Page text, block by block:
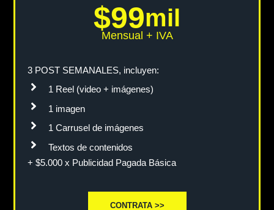
$99mil
Mensual + IVA
3 POST SEMANALES, incluyen:
1 Reel (video + imágenes)
1 imagen
1 Carrusel de imágenes
Textos de contenidos
+ $5.000 x Publicidad Pagada Básica
CONTRATA >>